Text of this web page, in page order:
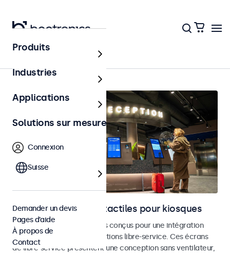
Bornes et libre-service
Moniteurs et écrans tactiles pour kiosques
Moniteurs et écrans tactiles conçus pour une intégration
dans les kiosques et les solutions libre-service. Ces écrans
de libre-service présentent une conception sans ventilateur,
Produits
Industries
Applications
Solutions sur mesure
Connexion
Suisse
Demander un devis
Pages d’aide
À propos de
Contact